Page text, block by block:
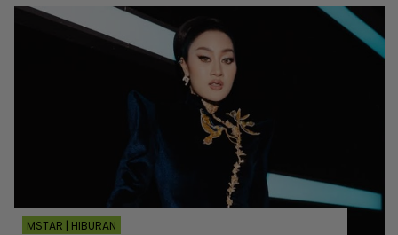
MSTAR | HIBURAN